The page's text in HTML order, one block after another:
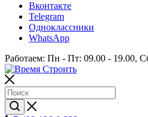
Вконтакте
Telegram
Одноклассники
WhatsApp
Работаем: Пн - Пт: 09.00 - 19.00,